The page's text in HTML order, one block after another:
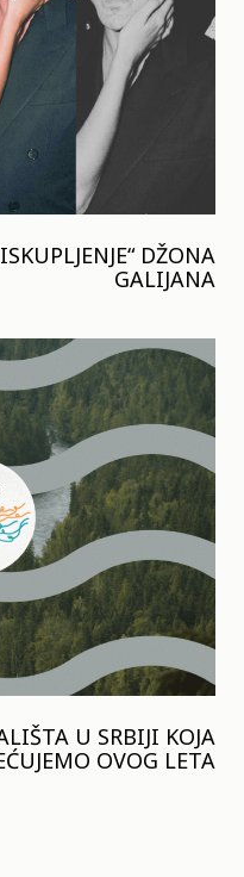
DŽONA
GALIJANA
U SRBIJI KOJA
OVOG LETA